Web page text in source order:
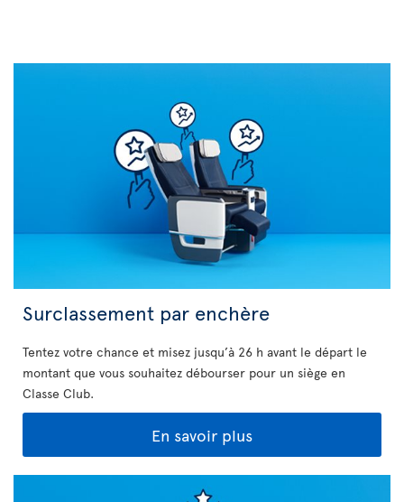
Surclassement par enchère
Tentez votre chance et misez jusqu’à 26 h avant le départ le
montant que vous souhaitez débourser pour un siège en
Classe Club.
En savoir plus